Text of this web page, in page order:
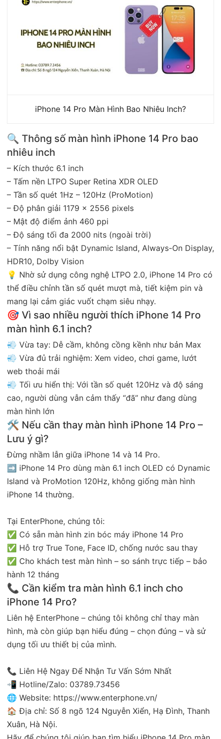
iPhone 14 Pro Màn Hình Bao Nhiêu Inch?
🔍 Thông số màn hình iPhone 14 Pro bao
nhiêu inch
– Kích thước 6.1 inch
– Tấm nền LTPO Super Retina XDR OLED
– Tần số quét 1Hz – 120Hz (ProMotion)
– Độ phân giải 1179 x 2556 pixels
– Mật độ điểm ảnh 460 ppi
– Độ sáng tối đa 2000 nits (ngoài trời)
– Tính năng nổi bật Dynamic Island, Always-On Display,
HDR10, Dolby Vision
💡 Nhờ sử dụng công nghệ LTPO 2.0, iPhone 14 Pro có
thể điều chỉnh tần số quét mượt mà, tiết kiệm pin và
mang lại cảm giác vuốt chạm siêu nhạy.
🎯 Vì sao nhiều người thích iPhone 14 Pro
màn hình 6.1 inch?
💨 Vừa tay: Dễ cầm, không cồng kềnh như bản Max
💨 Vừa đủ trải nghiệm: Xem video, chơi game, lướt
web thoải mái
💨 Tối ưu hiển thị: Với tần số quét 120Hz và độ sáng
cao, người dùng vẫn cảm thấy “đã” như đang dùng
màn hình lớn
🛠 Nếu cần thay màn hình iPhone 14 Pro –
Lưu ý gì?
Đừng nhầm lẫn giữa iPhone 14 và 14 Pro.
➡️ iPhone 14 Pro dùng màn 6.1 inch OLED có Dynamic
Island và ProMotion 120Hz, không giống màn hình
iPhone 14 thường.
Tại EnterPhone, chúng tôi:
✅ Có sẵn màn hình zin bóc máy iPhone 14 Pro
✅ Hỗ trợ True Tone, Face ID, chống nước sau thay
✅ Cho khách test màn hình – so sánh trực tiếp – bảo
hành 12 tháng
📞 Cần kiểm tra màn hình 6.1 inch cho
iPhone 14 Pro?
Liên hệ EnterPhone – chúng tôi không chỉ thay màn
hình, mà còn giúp bạn hiểu đúng – chọn đúng – và sử
dụng tối ưu thiết bị của mình.
📞 Liên Hệ Ngay Để Nhận Tư Vấn Sớm Nhất
📲 Hotline/Zalo: 03789.73456
🌐 Website: https://www.enterphone.vn/
🏠 Địa chỉ: Số 8 ngõ 124 Nguyễn Xiển, Hạ Đình, Thanh
Xuân, Hà Nội.